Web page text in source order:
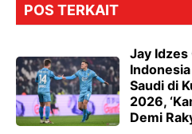
POS TERKAIT
Jay
Saudi di
2026,
Demi